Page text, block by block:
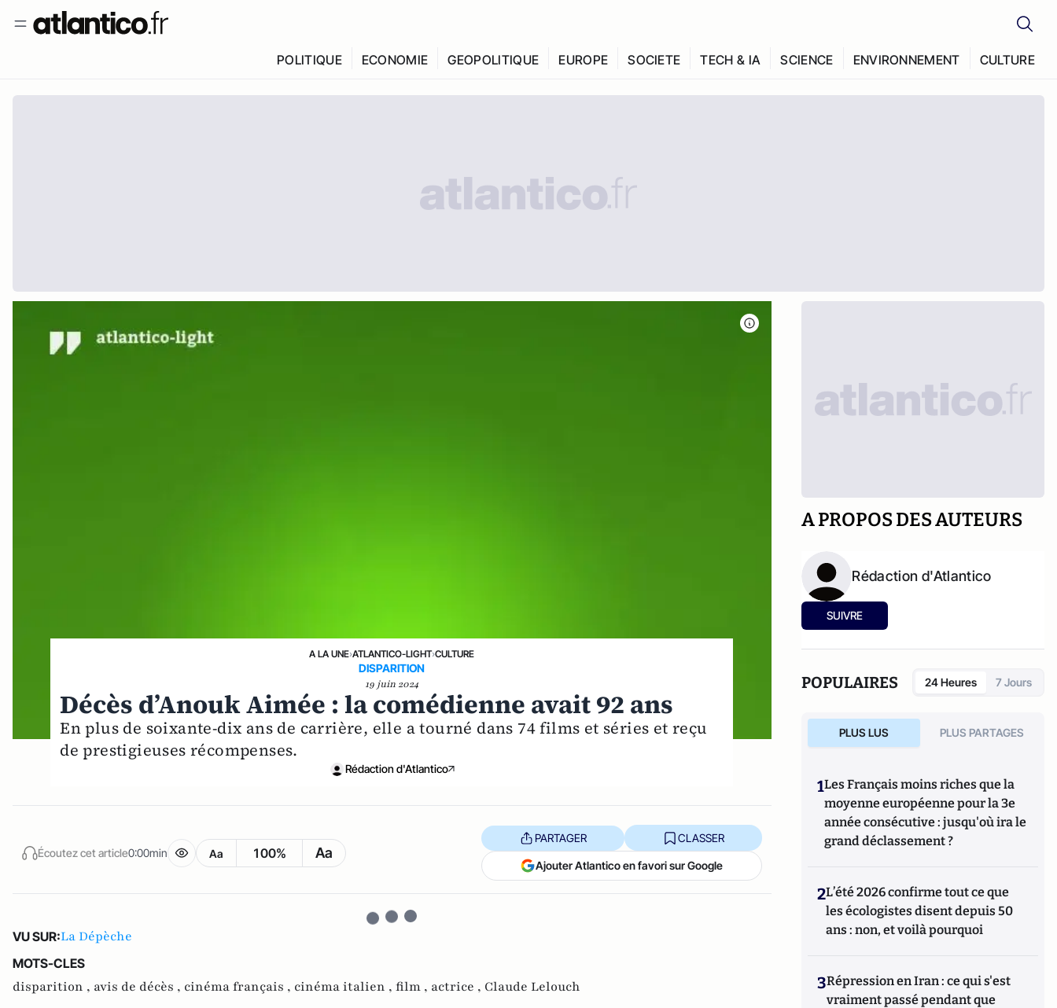
POLITIQUE ECONOMIE GEOPOLITIQUE EUROPE SOCIETE TECH & IA SCIENCE ENVIRONNEMENT CULTURE
A LA UNE›ATLANTICO-LIGHT›CULTURE
DISPARITION
19 juin 2024
Décès d’Anouk Aimée : la comédienne avait 92 ans
En plus de soixante-dix ans de carrière, elle a tourné dans 74 films et séries et reçu
de prestigieuses récompenses.
Rédaction d'Atlantico
Écoutez cet article0:00min Aa 100% Aa
PARTAGER CLASSER
Ajouter Atlantico en favori sur Google
VU SUR:La Dépèche
MOTS-CLES
disparition , avis de décès , cinéma français , cinéma italien , film , actrice , Claude Lelouch
A PROPOS DES AUTEURS
Rédaction d'Atlantico
SUIVRE
POPULAIRES 24 Heures 7 Jours
PLUS LUS PLUS PARTAGES
1Les Français moins riches que la
moyenne européenne pour la 3e
année consécutive : jusqu'où ira le
grand déclassement ?
2L’été 2026 confirme tout ce que
les écologistes disent depuis 50
ans : non, et voilà pourquoi
3Répression en Iran : ce qui s'est
vraiment passé pendant que